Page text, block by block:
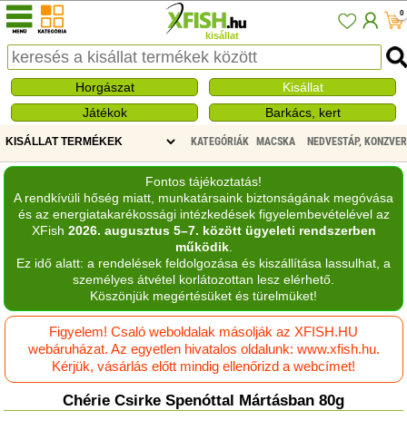
kisállat
0
Horgászat
Kisállat
Játékok
Barkács, kert
KATEGÓRIÁK MACSKA NEDVESTÁP,
Fontos tájékoztatás!
A rendkívüli hőség miatt, munkatársaink biztonságának megóvása
és az energiatakarékossági intézkedések figyelembevételével az
XFish 2026. augusztus 5–7. között ügyeleti rendszerben
működik.
Ez idő alatt: a rendelések feldolgozása és kiszállítása lassulhat, a
személyes átvétel korlátozottan lesz elérhető.
Köszönjük megértésüket és türelmüket!
Figyelem! Csaló weboldalak másolják az XFISH.HU
webáruházat. Az egyetlen hivatalos oldalunk: www.xfish.hu.
Kérjük, vásárlás előtt mindig ellenőrizd a webcímet!
Chérie Csirke Spenóttal Mártásban 80g